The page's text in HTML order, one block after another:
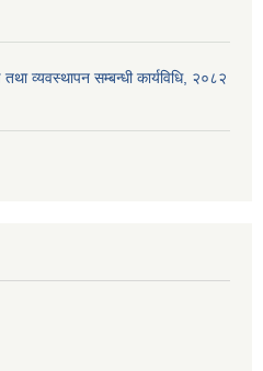
व्यवस्थापन सम्बन्धी कार्यविधि, २०८२